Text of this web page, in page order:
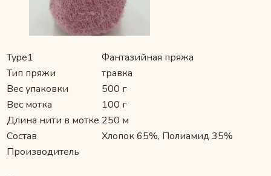
Type1
Фантазийная пряжа
Тип пряжи
травка
Вес упаковки
500 г
Вес мотка
100 г
Длина нити в мотке 250 м
Состав
Хлопок 65%, Полиамид 35%
Производитель